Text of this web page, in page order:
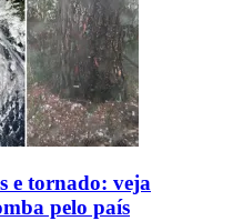
e tornado: veja
pelo país